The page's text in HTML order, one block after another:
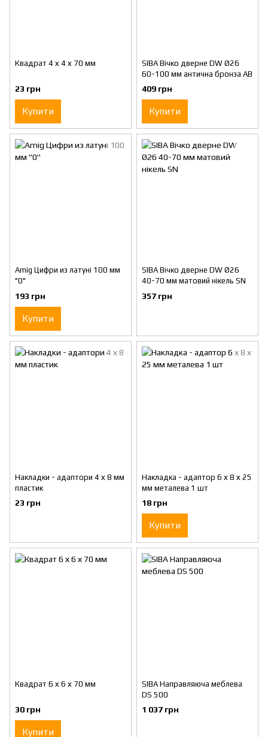
Квадрат 4 х 4 х 70 мм
23 грн
Купити
SIBA Вічко дверне DW Ø26
60-100 мм антична бронза AВ
409 грн
Купити
Amig Цифри из латуні 100 мм
"0"
193 грн
Купити
SIBA Вічко дверне DW Ø26
40-70 мм матовий нікель SN
357 грн
Накладки - адаптори 4 х 8 мм
пластик
23 грн
Накладка - адаптор 6 х 8 х 25
мм металева 1 шт
18 грн
Купити
Квадрат 6 х 6 х 70 мм
30 грн
Купити
SIBA Направляюча меблева
DS 500
1 037 грн